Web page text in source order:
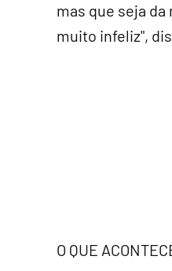
mas que seja
muito infeliz",
O QUE